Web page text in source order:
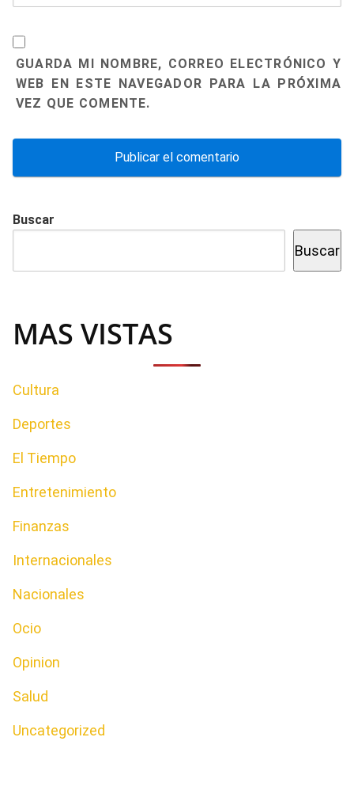
GUARDA MI NOMBRE, CORREO ELECTRÓNICO Y
WEB EN ESTE NAVEGADOR PARA LA PRÓXIMA
VEZ QUE COMENTE.
Buscar
Buscar
MAS VISTAS
Cultura
Deportes
El Tiempo
Entretenimiento
Finanzas
Internacionales
Nacionales
Ocio
Opinion
Salud
Uncategorized